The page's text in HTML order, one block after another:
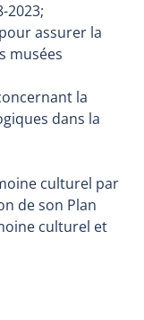
2023;
assurer la
musées
la
dans la
culturel par
de son Plan
culturel et